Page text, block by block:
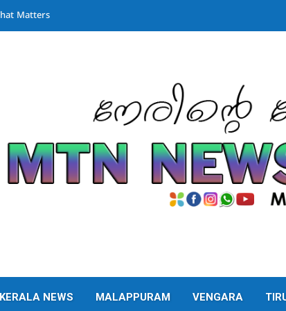
Matters
KERALA NEWS MALAPPURAM VENGARA